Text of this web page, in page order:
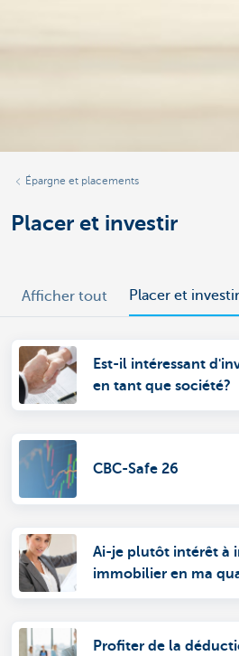
Épargne et placements
Placer et investir
Afficher tout Placer et investir
Est-il intéressant
en tant que société?
CBC-Safe 26
Ai-je plutôt intérêt à
immobilier en ma
Profiter de la